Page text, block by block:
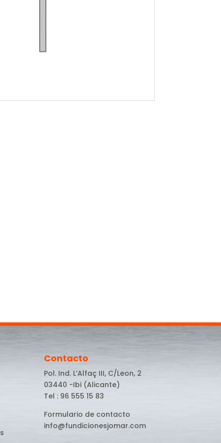
Contacto
Pol. Ind. L’Alfaç III, C/Leon, 2
03440 -Ibi (Alicante)
Tel : 96 555 15 83
Formulario de contacto
info@fundicionesjomar.com